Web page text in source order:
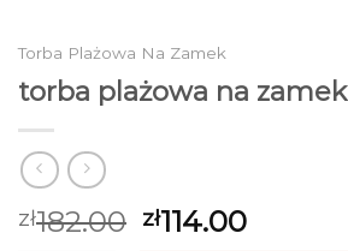
Torba Plażowa Na Zamek
torba plażowa na zamek
zł182.00 zł114.00